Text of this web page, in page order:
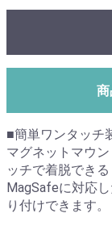
■簡単ワンタッチ
マグネットマウ
ッチで着脱できる
MagSafeに対応
り付けできます。